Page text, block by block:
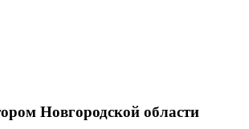
Новгородской области